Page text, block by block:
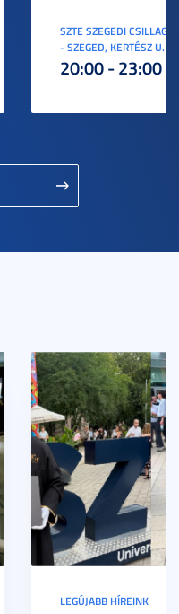
SZTE SZEGEDI
- SZEGED, KERTÉSZ U. 3.
20:00 - 23:00
LEGÚJABB HÍREINK